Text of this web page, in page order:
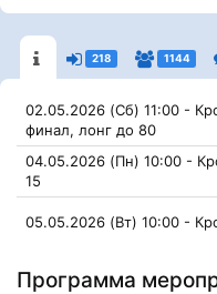
218 1144
02.05.2026 (Сб) 11:00 -
финал, лонг до 80
04.05.2026 (Пн) 10:00 -
15
05.05.2026 (Вт) 10:00 -
Программа